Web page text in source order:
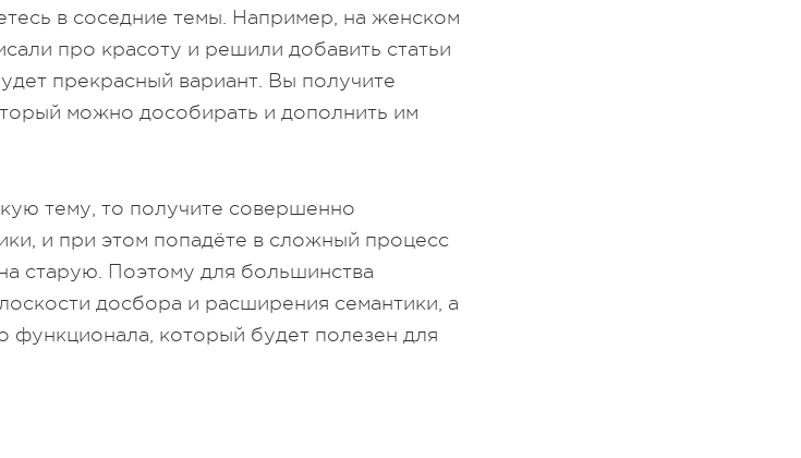
в соседние темы. Например, на женском
про красоту и решили добавить статьи
прекрасный вариант. Вы получите
можно дособирать и дополнить им
тему, то получите совершенно
и при этом попадёте в сложный процесс
старую. Поэтому для большинства
досбора и расширения семантики, а
функционала, который будет полезен для